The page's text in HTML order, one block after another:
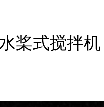
桨式搅拌机